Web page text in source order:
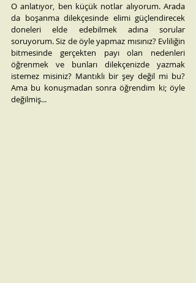
O anlatıyor, ben küçük notlar alıyorum. Arada
da boşanma dilekçesinde elimi güçlendirecek
doneleri elde edebilmek adına sorular
soruyorum. Siz de öyle yapmaz mısınız? Evliliğin
bitmesinde gerçekten payı olan nedenleri
öğrenmek ve bunları dilekçenizde yazmak
istemez misiniz? Mantıklı bir şey değil mi bu?
Ama bu konuşmadan sonra öğrendim ki; öyle
değilmiş...